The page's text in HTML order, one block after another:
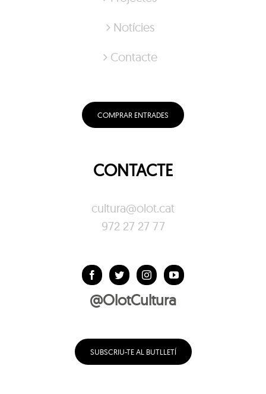
Notícies
Contacte
COMPRAR ENTRADES
CONTACTE
cultura@olot.cat
972 27 27 77
@OlotCultura
SUBSCRIU-TE AL BUTLLETÍ